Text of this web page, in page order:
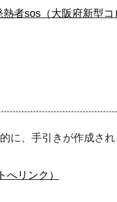
熱者sos（大阪府新型
に、手引きが作成さ
リンク）